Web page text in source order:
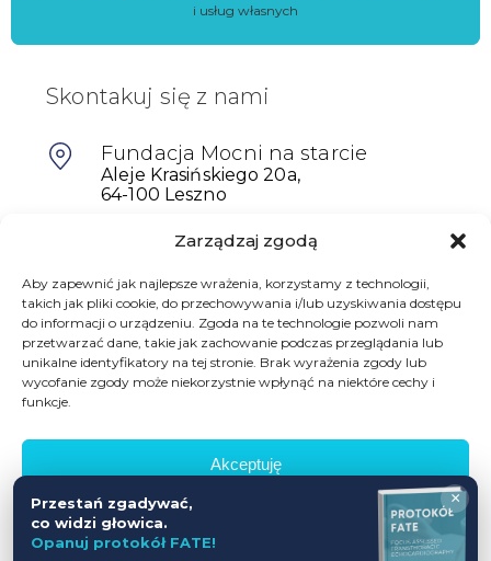
Zarządzaj zgodą
Aby zapewnić jak najlepsze wrażenia, korzystamy z technologii,
takich jak pliki cookie, do przechowywania i/lub uzyskiwania dostępu
do informacji o urządzeniu. Zgoda na te technologie pozwoli nam
przetwarzać dane, takie jak zachowanie podczas przeglądania lub
unikalne identyfikatory na tej stronie. Brak wyrażenia zgody lub
wycofanie zgody może niekorzystnie wpłynąć na niektóre cechy i
funkcje.
Akceptuję
i usług własnych
Skontakuj się z nami
Fundacja Mocni na starcie
Aleje Krasińskiego 20a,
64-100 Leszno
601698402
biuro@mocninastarcie.pl
Wszelkie prawa zastrzeżone
×
Przestań zgadywać,
co widzi głowica.
Opanuj protokół FATE!